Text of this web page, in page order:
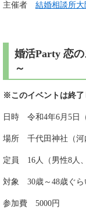
主催者 結婚相談所
婚活Party 恋
～
※このイベントは終了
日時 令和4年6月5日
場所 千代田神社（河
定員 16人（男性8人、
対象 30歳～48歳ぐら
参加費 5000円